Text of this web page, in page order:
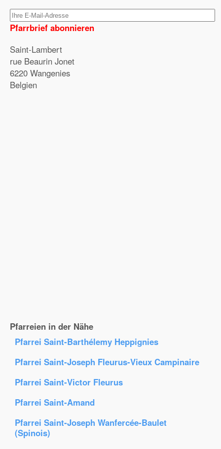
Pfarrbrief abonnieren
Saint-Lambert
rue Beaurin Jonet
6220 Wangenies
Belgien
Pfarreien in der Nähe
Pfarrei Saint-Barthélemy Heppignies
Pfarrei Saint-Joseph Fleurus-Vieux Campinaire
Pfarrei Saint-Victor Fleurus
Pfarrei Saint-Amand
Pfarrei Saint-Joseph Wanfercée-Baulet
(Spinois)